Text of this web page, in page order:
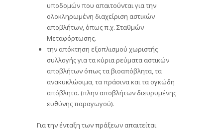
υποδομών που απαιτούνται για την
ολοκληρωμένη διαχείριση αστικών
αποβλήτων, όπως π.χ. Σταθμών
Μεταφόρτωσης.
την απόκτηση εξοπλισμού χωριστής
συλλογής για τα κύρια ρεύματα αστικών
αποβλήτων όπως τα βιοαπόβλητα, τα
ανακυκλώσιμα, τα πράσινα και τα ογκώδη
απόβλητα. (πλην αποβλήτων διευρυμένης
ευθύνης παραγωγού).
Για την ένταξη των πράξεων απαιτείται